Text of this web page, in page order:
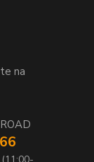
na